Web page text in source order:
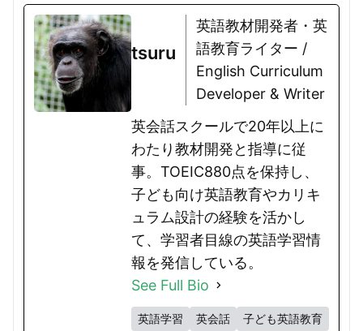
tsuru
英語教材開発者・英
語教育ライター /
English Curriculum
Developer & Writer
英会話スクールで20年以上に
わたり教材開発と指導に従
事。TOEIC880点を保持し、
子ども向け英語教育やカリキ
ュラム設計の経験を活かし
て、学習者目線の英語学習情
報を発信している。
See Full Bio
英語学習 英会話
子ども英語教育